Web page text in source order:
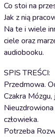
Co stoi na
Jak z nią
Na te i wiele
ciele oraz
audiobooku.
SPIS TREŚCI:
Przedmowa.
Czakra Mózgu,
człowieka.
Potrzeba